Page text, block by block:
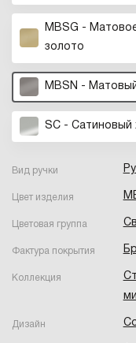
MBSG -
золото
MBSN -
SC - Сатиновый
Вид ручки
Цвет изделия
Цветовая группа
Фактура покрытия
Коллекция
Дизайн